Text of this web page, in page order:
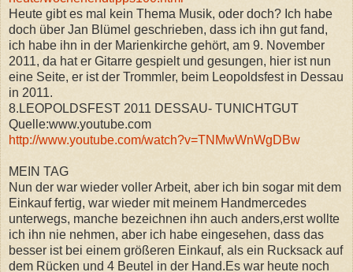
Heute gibt es mal kein Thema Musik, oder doch? Ich habe
doch über Jan Blümel geschrieben, dass ich ihn gut fand,
ich habe ihn in der Marienkirche gehört, am 9. November
2011, da hat er Gitarre gespielt und gesungen, hier ist nun
eine Seite, er ist der Trommler, beim Leopoldsfest in Dessau
in 2011.
8.LEOPOLDSFEST 2011 DESSAU- TUNICHTGUT
Quelle:www.youtube.com
http://www.youtube.com/watch?v=TNMwWnWgDBw
MEIN TAG
Nun der war wieder voller Arbeit, aber ich bin sogar mit dem
Einkauf fertig, war wieder mit meinem Handmercedes
unterwegs, manche bezeichnen ihn auch anders,erst wollte
ich ihn nie nehmen, aber ich habe eingesehen, dass das
besser ist bei einem größeren Einkauf, als ein Rucksack auf
dem Rücken und 4 Beutel in der Hand.Es war heute noch